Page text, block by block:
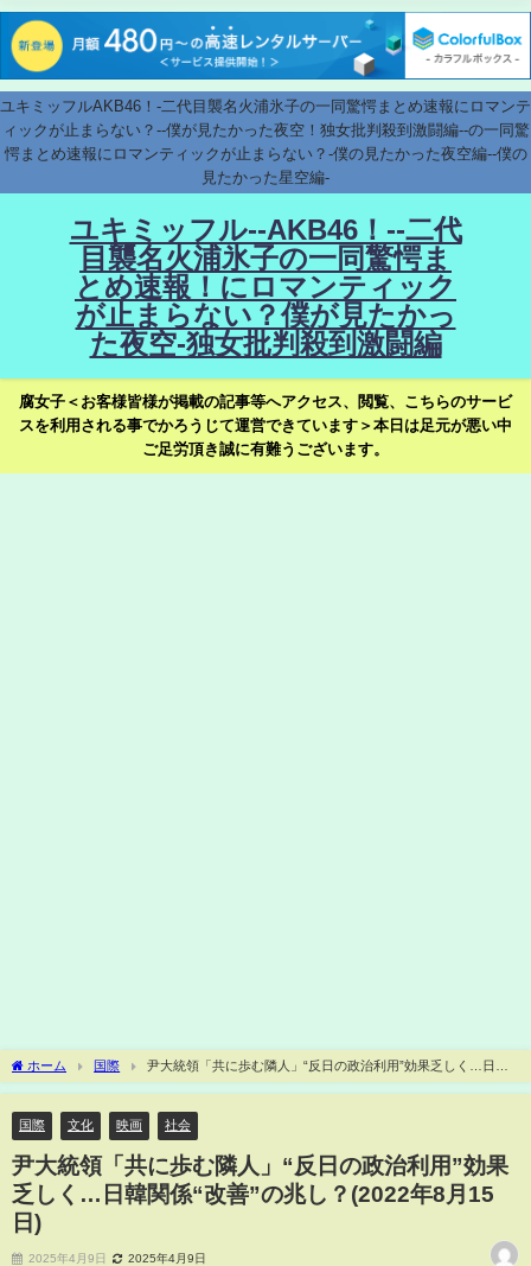
ユキミッフルAKB46！-二代目襲名火浦氷子の一同驚愕まとめ速報にロマンテ
ィックが止まらない？--僕が見たかった夜空！独女批判殺到激闘編--の一同驚
愕まとめ速報にロマンティックが止まらない？-僕の見たかった夜空編--僕の
見たかった星空編-
ユキミッフル--AKB46！--二代
目襲名火浦氷子の一同驚愕ま
とめ速報！にロマンティック
が止まらない？僕が見たかっ
た夜空-独女批判殺到激闘編
腐女子＜お客様皆様が掲載の記事等へアクセス、閲覧、こちらのサービ
スを利用される事でかろうじて運営できています＞本日は足元が悪い中
ご足労頂き誠に有難うございます。
ホーム 国際
尹大統領「共に歩む隣人」“反日の政治利用”効果乏しく…日韓
関係“改善”の兆し？(2022年8月15日)
国際 文化 映画 社会
尹大統領「共に歩む隣人」“反日の政治利用”効果
乏しく…日韓関係“改善”の兆し？(2022年8月15
日)
2025年4月9日 2025年4月9日